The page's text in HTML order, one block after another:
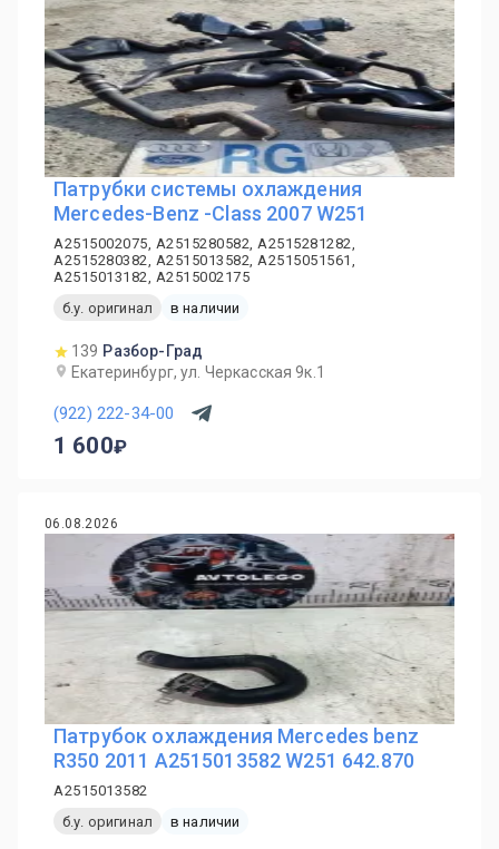
Патрубки системы охлаждения
Mercedes-Benz -Class 2007 W251
A2515002075, A2515280582, A2515281282,
A2515280382, A2515013582, A2515051561,
A2515013182, A2515002175
б.у. оригинал
в наличии
139 Разбор-Град
Екатеринбург, ул. Черкасская 9к.1
(922) 222-34-00
1 600
06.08.2026
Патрубок охлаждения Mercedes benz
R350 2011 A2515013582 W251 642.870
A2515013582
б.у. оригинал
в наличии